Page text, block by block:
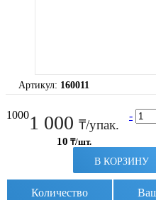
Артикул: 160011
10001 000 ₸/упак.
10 ₸/шт.
-
В КОРЗИНУ
Количество